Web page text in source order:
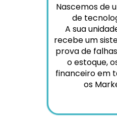
Nascemos de
de
A sua
recebe um
prova de
o estoque,
financeiro em
os